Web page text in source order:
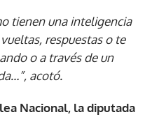
tienen una inteligencia
respuestas o te
o a través de un
acotó.
Nacional, la diputada